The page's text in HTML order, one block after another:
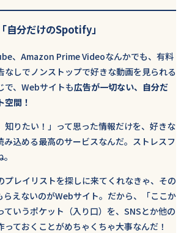
自分だけのSpotify」
、Amazon Prime Videoなんかでも、有料
なしでノンストップで好きな動画を見られる
で、Webサイトも広告が一切ない、自分だ
空間！
知りたい！」って思った情報だけを、好きな
み込める最高のサービスなんだ。ストレスフ
プレイリストを探しに来てくれなきゃ、その
らえないのがWebサイト。だから、「ここか
ていうポケット（入り口）を、SNSとか他の
っておくことがめちゃくちゃ大事なんだ！